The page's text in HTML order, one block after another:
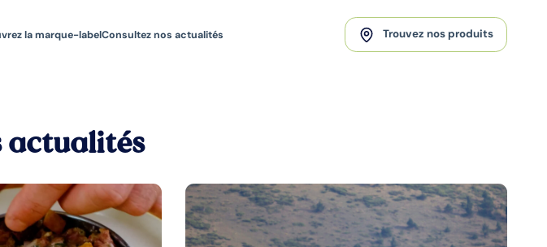
la marque-labelConsultez nos actualités Trouvez nos produits
actualités